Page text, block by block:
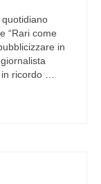
quotidiano
“Rari come
in
ricordo …